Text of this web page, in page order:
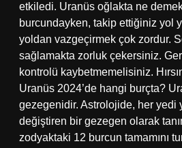
etkiledi. Uranüs oğlakta ne
burcundayken, takip ettiğiniz yol
yoldan vazgeçirmek çok zordur.
sağlamakta zorluk çekersiniz.
kontrolü kaybetmemelisiniz.
Uranüs 2024’de hangi burçta?
gezegenidir. Astrolojide, her yedi
değiştiren bir gezegen olarak
zodyaktaki 12 burcun tamamını